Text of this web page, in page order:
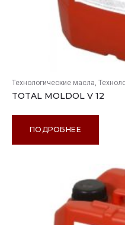
Технологические масла
TOTAL MOLDOL V 12
ПОДРОБНЕЕ